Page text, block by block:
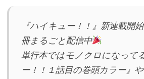
『ハイキュー！！』新連載開
冊まるごと配信中
単行本ではモノクロになって
ー！！１話目の巻頭カラー』